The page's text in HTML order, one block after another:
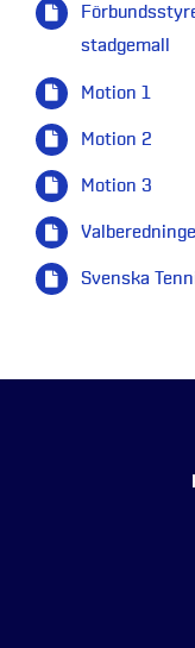
stadgemall
Motion 1
Motion 2
Motion 3
Svenska